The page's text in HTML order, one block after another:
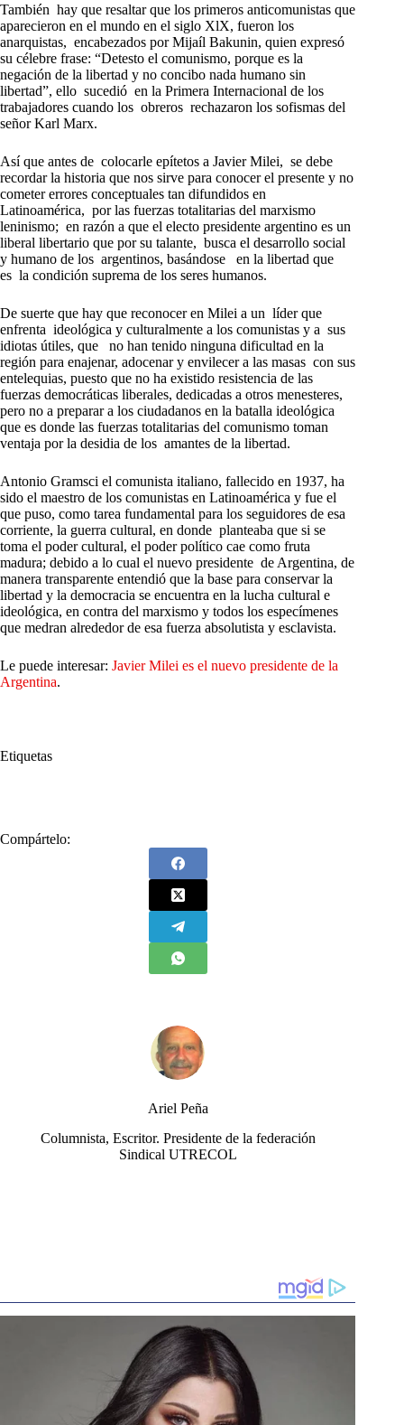
También hay que resaltar que los primeros anticomunistas que
aparecieron en el mundo en el siglo XlX, fueron los
anarquistas, encabezados por Mijaíl Bakunin, quien expresó
su célebre frase: “Detesto el comunismo, porque es la
negación de la libertad y no concibo nada humano sin
libertad”, ello sucedió en la Primera Internacional de los
trabajadores cuando los obreros rechazaron los sofismas del
señor Karl Marx.
Así que antes de colocarle epítetos a Javier Milei, se debe
recordar la historia que nos sirve para conocer el presente y no
cometer errores conceptuales tan difundidos en
Latinoamérica, por las fuerzas totalitarias del marxismo
leninismo; en razón a que el electo presidente argentino es un
liberal libertario que por su talante, busca el desarrollo social
y humano de los argentinos, basándose en la libertad que
es la condición suprema de los seres humanos.
De suerte que hay que reconocer en Milei a un líder que
enfrenta ideológica y culturalmente a los comunistas y a sus
idiotas útiles, que no han tenido ninguna dificultad en la
región para enajenar, adocenar y envilecer a las masas con sus
entelequias, puesto que no ha existido resistencia de las
fuerzas democráticas liberales, dedicadas a otros menesteres,
pero no a preparar a los ciudadanos en la batalla ideológica
que es donde las fuerzas totalitarias del comunismo toman
ventaja por la desidia de los amantes de la libertad.
Antonio Gramsci el comunista italiano, fallecido en 1937, ha
sido el maestro de los comunistas en Latinoamérica y fue el
que puso, como tarea fundamental para los seguidores de esa
corriente, la guerra cultural, en donde planteaba que si se
toma el poder cultural, el poder político cae como fruta
madura; debido a lo cual el nuevo presidente de Argentina, de
manera transparente entendió que la base para conservar la
libertad y la democracia se encuentra en la lucha cultural e
ideológica, en contra del marxismo y todos los especímenes
que medran alrededor de esa fuerza absolutista y esclavista.
Le puede interesar: Javier Milei es el nuevo presidente de la
Argentina.
Etiquetas
Compártelo:
Ariel Peña
Columnista, Escritor. Presidente de la federación
Sindical UTRECOL